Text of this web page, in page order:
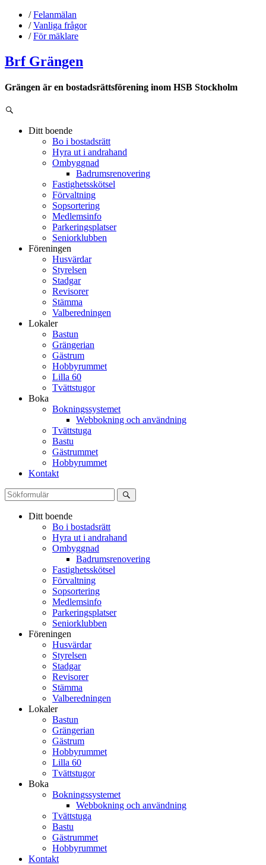
/Felanmälan
/Vanliga frågor
/För mäklare
Brf Grängen
Grängen är en bostadsrättsförening inom HSB Stockholm
Ditt boende
Bo i bostadsrätt
Hyra ut i andrahand
Ombyggnad
Badrumsrenovering
Fastighetsskötsel
Förvaltning
Sopsortering
Medlemsinfo
Parkeringsplatser
Seniorklubben
Föreningen
Husvärdar
Styrelsen
Stadgar
Revisorer
Stämma
Valberedningen
Lokaler
Bastun
Grängerian
Gästrum
Hobbyrummet
Lilla 60
Tvättstugor
Boka
Bokningssystemet
Webbokning och användning
Tvättstuga
Bastu
Gästrummet
Hobbyrummet
Kontakt
Ditt boende
Bo i bostadsrätt
Hyra ut i andrahand
Ombyggnad
Badrumsrenovering
Fastighetsskötsel
Förvaltning
Sopsortering
Medlemsinfo
Parkeringsplatser
Seniorklubben
Föreningen
Husvärdar
Styrelsen
Stadgar
Revisorer
Stämma
Valberedningen
Lokaler
Bastun
Grängerian
Gästrum
Hobbyrummet
Lilla 60
Tvättstugor
Boka
Bokningssystemet
Webbokning och användning
Tvättstuga
Bastu
Gästrummet
Hobbyrummet
Kontakt